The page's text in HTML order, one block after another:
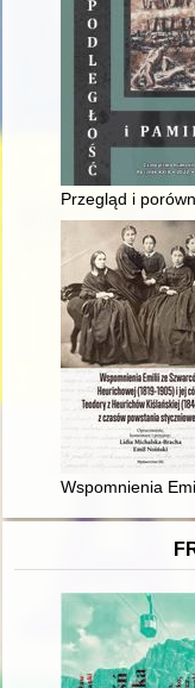
Przegląd i
Wspomnienia